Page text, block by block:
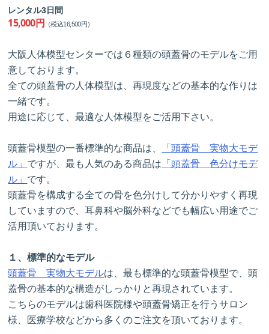
レンタル3日間
15,000円 （税込16,500円）
大阪人体模型センターでは６種類の頭蓋骨のモデルをご用
意しております。
全ての頭蓋骨の人体模型は、再現度などの基本的な作りは
一緒です。
用途に応じて、最適な人体模型をご活用下さい。
頭蓋骨模型の一番標準的な商品は、
「頭蓋骨 実物大モデ
ル」 ですが、最も人気のある商品は 「頭蓋骨 色分けモデ
ル」 です。
頭蓋骨を構成する全ての骨を色分けして分かりやすく再現
していますので、耳鼻科や脳外科などでも幅広い用途でご
活用頂いております。
１、標準的なモデル
頭蓋骨 実物大モデルは、最も標準的な頭蓋骨模型で、頭
蓋骨の基本的な構造がしっかりと再現されています。
こちらのモデルは歯科医院様や頭蓋骨矯正を行うサロン
様、医療学校などから多くのご注文を頂いております。